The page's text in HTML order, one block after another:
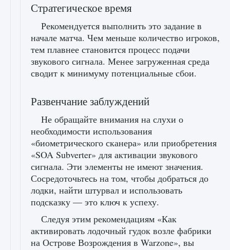
Стратегическое время
Рекомендуется выполнить это задание в
начале матча. Чем меньше количество игроков,
тем плавнее становится процесс подачи
звукового сигнала. Менее загруженная среда
сводит к минимуму потенциальные сбои.
Развенчание заблуждений
Не обращайте внимания на слухи о
необходимости использования
«биометрического сканера» или приобретения
«SOA Subverter» для активации звукового
сигнала. Эти элементы не имеют значения.
Сосредоточьтесь на том, чтобы добраться до
лодки, найти штурвал и использовать
подсказку — это ключ к успеху.
Следуя этим рекомендациям «Как
активировать лодочный гудок возле фабрики
на Острове Возрождения в Warzone», вы